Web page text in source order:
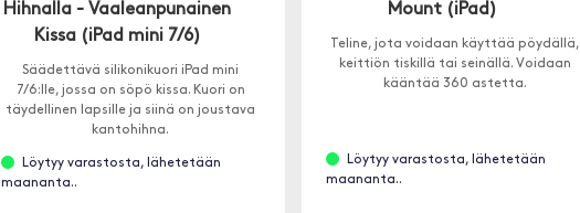
Hihnalla - Vaaleanpunainen
Kissa (iPad mini 7/6)
Säädettävä silikonikuori iPad mini
7/6:lle, jossa on söpö kissa. Kuori on
täydellinen lapsille ja siinä on joustava
kantohihna.
Löytyy varastosta, lähetetään
maananta..
Mount (iPad)
Teline, jota voidaan käyttää pöydällä,
keittiön tiskillä tai seinällä. Voidaan
kääntää 360 astetta.
Löytyy varastosta, lähetetään
maananta..